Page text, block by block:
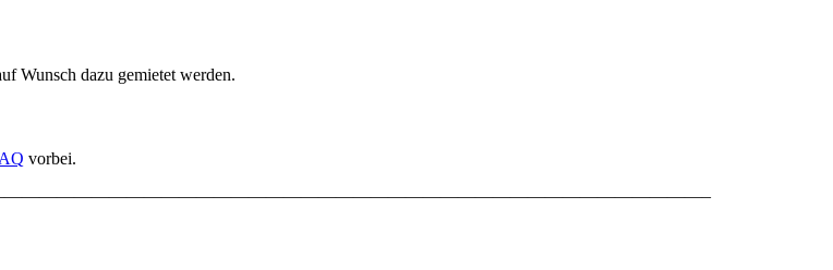
Wunsch dazu gemietet werden.
vorbei.